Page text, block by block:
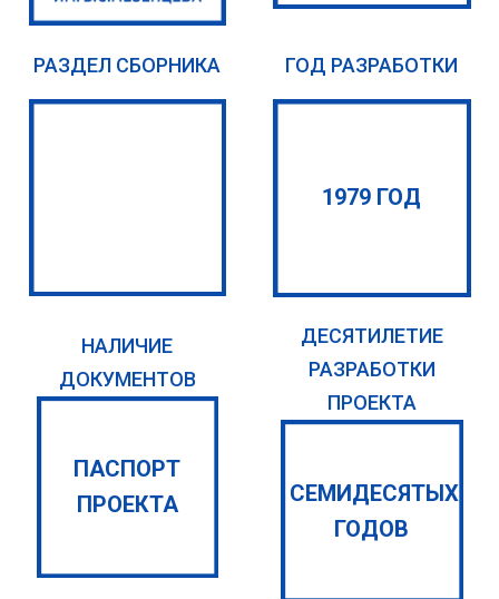
РАЗДЕЛ СБОРНИКА ГОД РАЗРАБОТКИ
1979 ГОД
НАЛИЧИЕ
ДОКУМЕНТОВ
ПАСПОРТ
ПРОЕКТА
ДЕСЯТИЛЕТИЕ
РАЗРАБОТКИ
ПРОЕКТА
СЕМИДЕСЯТЫХ
ГОДОВ